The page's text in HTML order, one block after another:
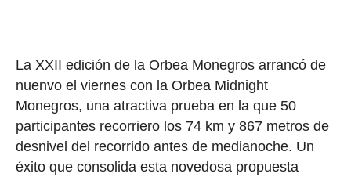
La XXII edición de la Orbea Monegros arrancó de
nuenvo el viernes con la Orbea Midnight
Monegros, una atractiva prueba en la que 50
participantes recorriero los 74 km y 867 metros de
desnivel del recorrido antes de medianoche. Un
éxito que consolida esta novedosa propuesta